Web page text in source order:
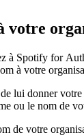
votre
à Spotify for
à votre
lui donner
ou le nom de
de votre